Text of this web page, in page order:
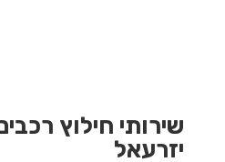
שירותי חילוץ
יזרעאל